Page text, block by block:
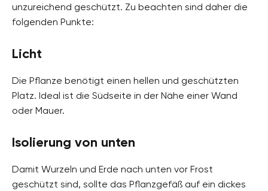
unzureichend geschützt. Zu beachten sind daher die
folgenden Punkte:
Licht
Die Pflanze benötigt einen hellen und geschützten
Platz. Ideal ist die Südseite in der Nähe einer Wand
oder Mauer.
Isolierung von unten
Damit Wurzeln und Erde nach unten vor Frost
geschützt sind, sollte das Pflanzgefäß auf ein dickes